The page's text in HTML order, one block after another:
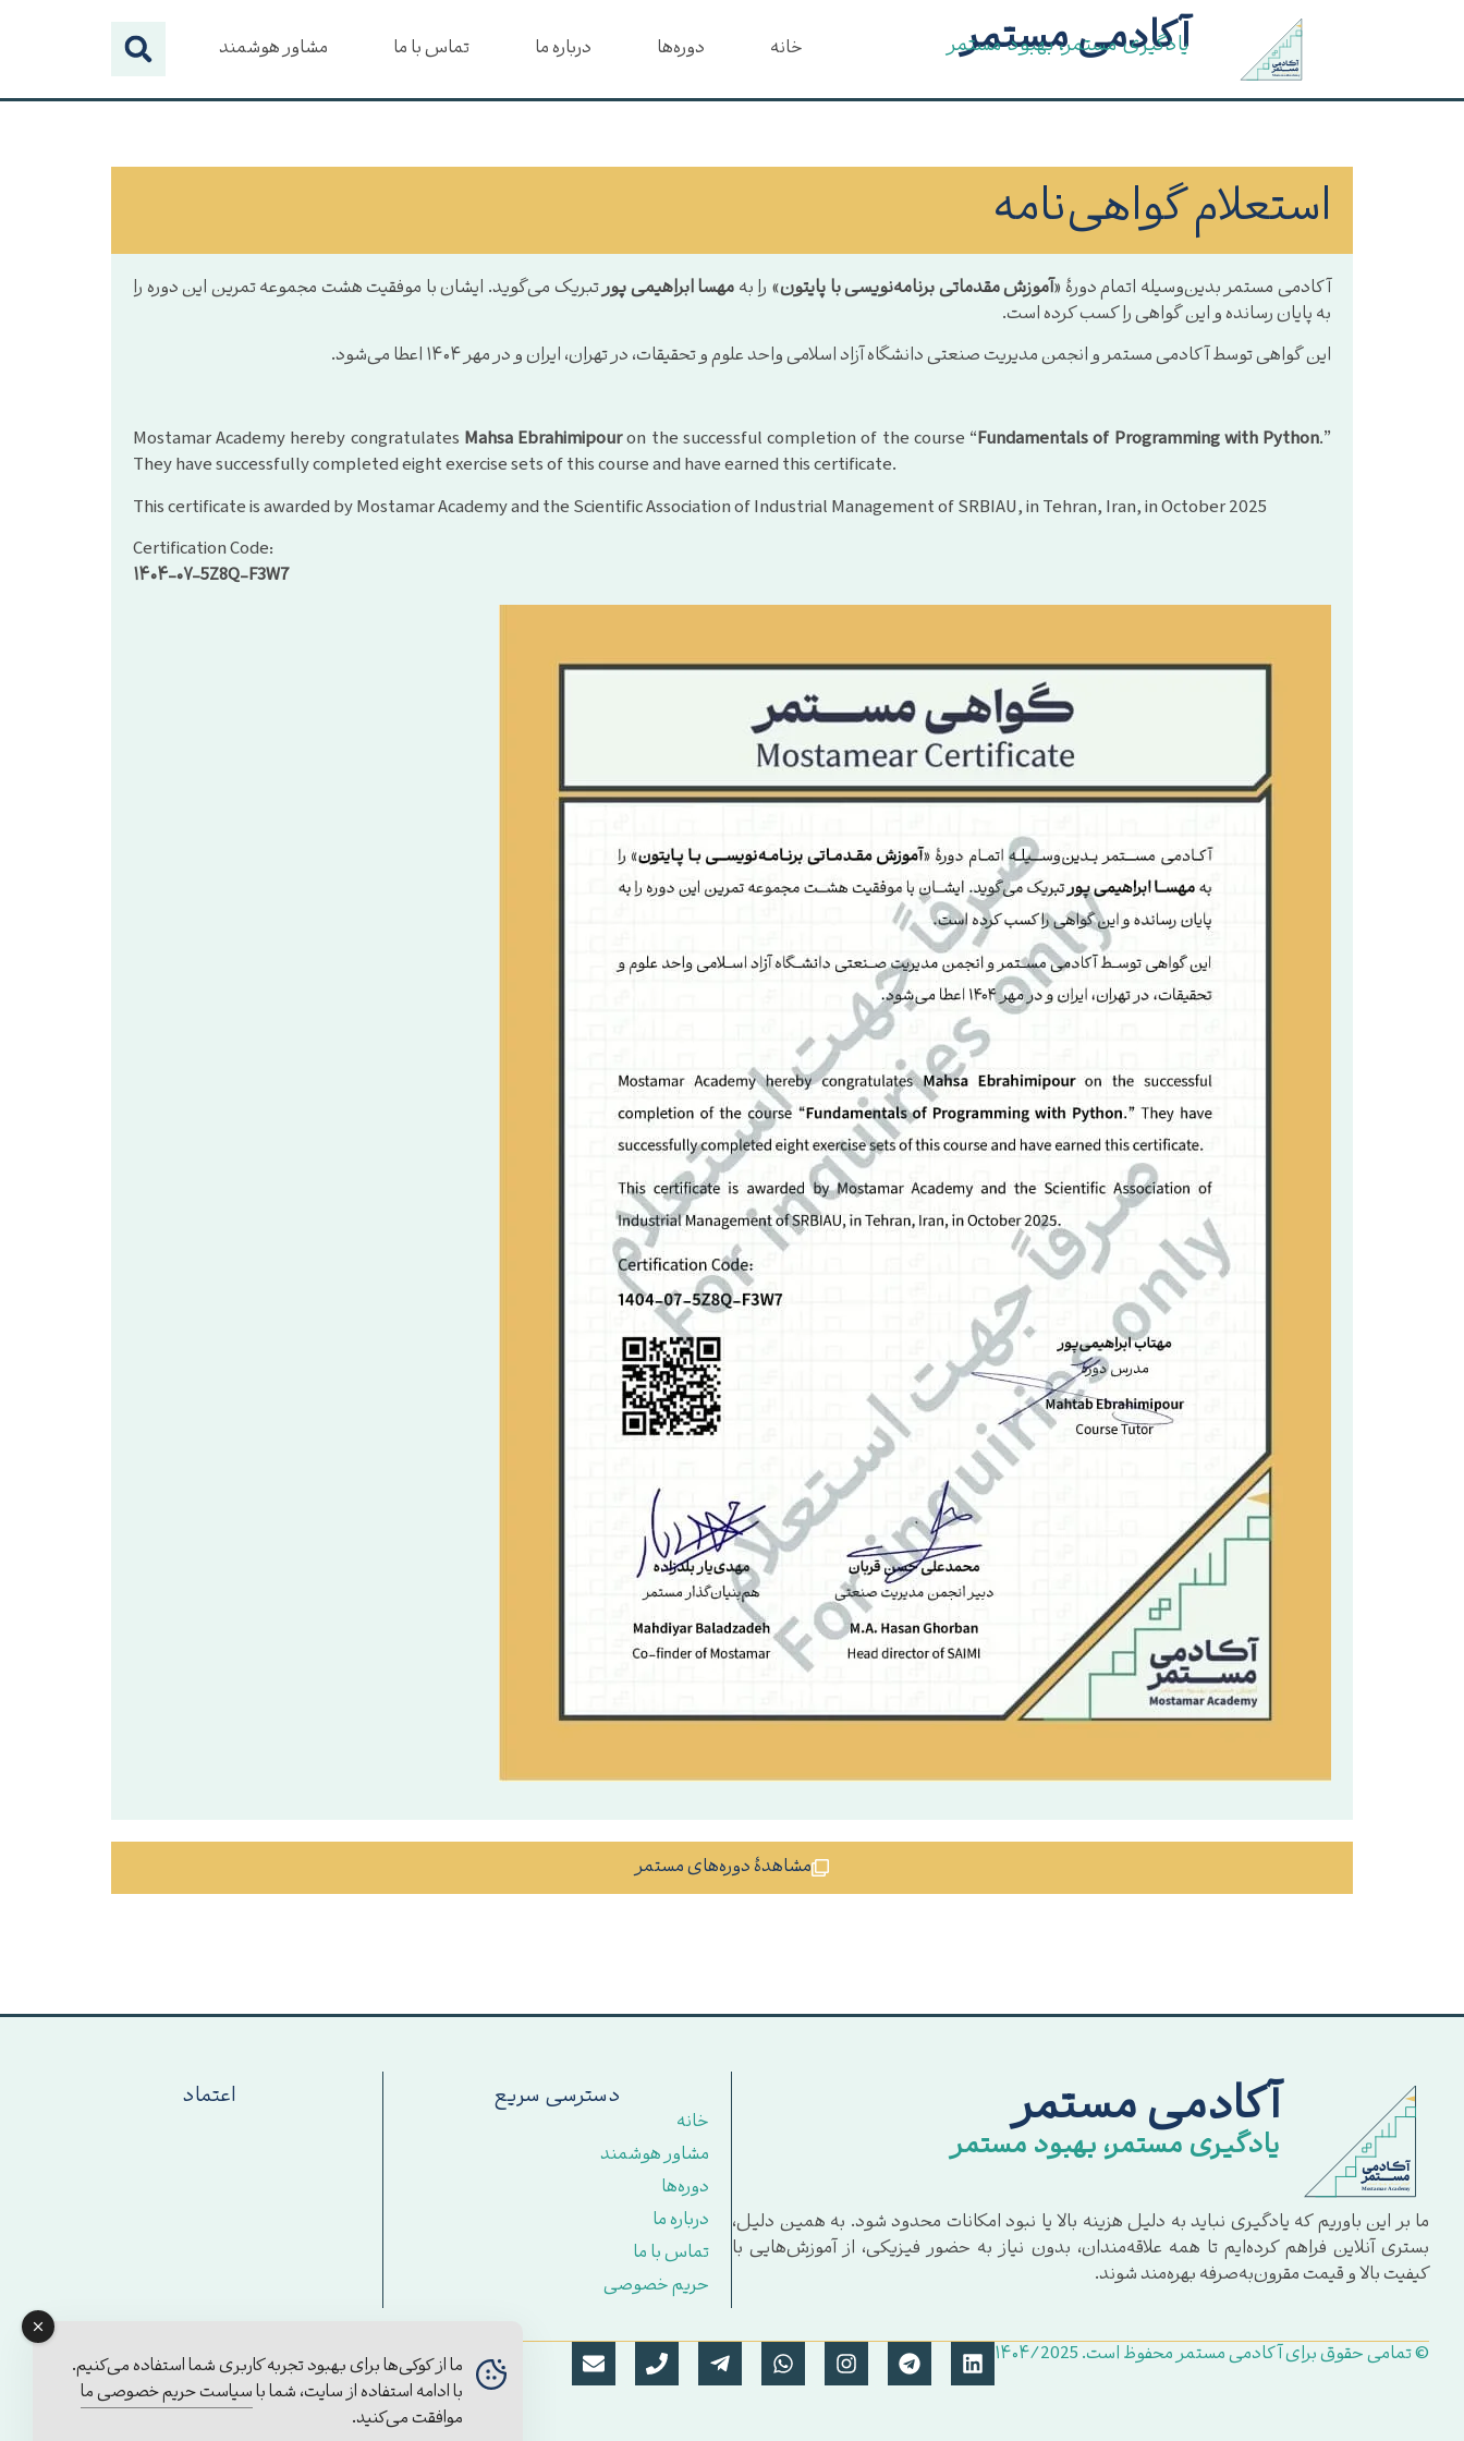
آکادمی مستمر
یادگیری مستمر، بهبود مستمر خانه دوره‌ها درباره ما تماس با ما مشاور هوشمند
استعلام گواهی‌نامه
آکادمی مستمر بدین‌وسیله اتمام دورهٔ «آموزش مقدماتی برنامه‌نویسی با پایتون» را بهمهسا ابراهیمی پورتبریک می‌گوید. ایشان با موفقیت هشت مجموعه تمرین این دوره را
به پایان رسانده و این گواهی را کسب کرده است.
این گواهی توسط آکادمی مستمر و انجمن مدیریت صنعتی دانشگاه آزاد اسلامی واحد علوم و تحقیقات، در تهران، ایران و در مهر ۱۴۰۴ اعطا می‌شود.
Mostamar Academy hereby congratulates Mahsa Ebrahimipouron the successful completion of the course “Fundamentals of Programming with Python.”
They have successfully completed eight exercise sets of this course and have earned this certificate.
This certificate is awarded by Mostamar Academy and the Scientific Association of Industrial Management of SRBIAU, in Tehran, Iran, in October 2025
Certification Code:
۱۴۰۴-۰۷-5Z8Q-F3W7
مشاهدهٔ دوره‌های مستمر
آکادمی مستمر
یادگیری مستمر، بهبود مستمر
ما بر این باوریم که یادگیری نباید به دلیل هزینه بالا یا نبود امکانات محدود شود. به همین دلیل،
بستری آنلاین فراهم کرده‌ایم تا همه علاقه‌مندان، بدون نیاز به حضور فیزیکی، از آموزش‌هایی با
کیفیت بالا و قیمت مقرون‌به‌صرفه بهره‌مند شوند.
دسترسی سریع
خانه
مشاور هوشمند
دوره‌ها
درباره ما
تماس با ما
حریم خصوصی
اعتماد
© تمامی حقوق برای آکادمی مستمر محفوظ است. ۱۴۰۴/2025
ما از کوکی‌ها برای بهبود تجربه کاربری شما استفاده می‌کنیم.
با ادامه استفاده از سایت، شما باسیاست حریم خصوصی ما
موافقت می‌کنید.